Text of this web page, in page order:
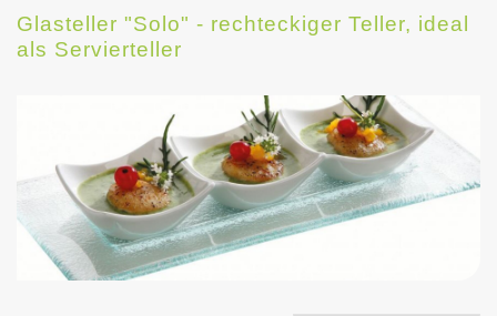
Glasteller "Solo" - rechteckiger Teller, ideal
als Servierteller